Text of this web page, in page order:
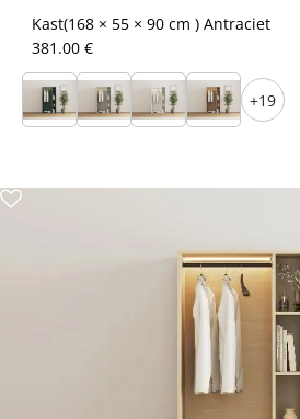
Kast(168 × 55 × 90 cm ) Antraciet
381.00 €
+19